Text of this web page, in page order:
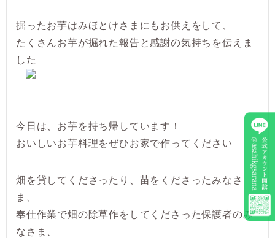
掘ったお芋はみほとけさまにもお供えをして、
たくさんお芋が掘れた報告と感謝の気持ちを伝えま
した
今日は、お芋を持ち帰しています！
おいしいお芋料理をぜひお家で作ってください
畑を貸してくださったり、苗をくださったみなさ
ま、
奉仕作業で畑の除草作をしてくださった保護者のみ
なさま、